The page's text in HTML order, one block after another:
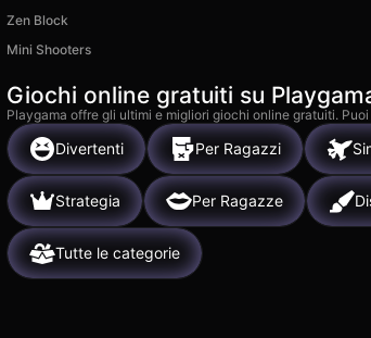
Zen Block
Mini Shooters
Giochi online gratuiti su
Playgama offre gli ultimi e migliori giochi online gratuiti.
Divertenti Per Ragazzi
Strategia Per Ragazze
Tutte le categorie